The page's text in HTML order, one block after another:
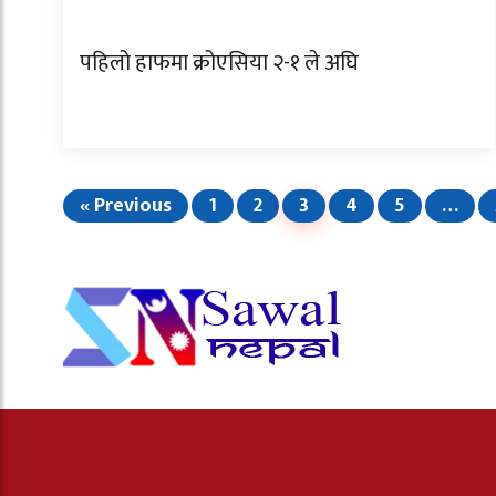
पहिलो हाफमा क्रोएसिया २-१ ले अघि
« Previous 1 2 3 4 5 …